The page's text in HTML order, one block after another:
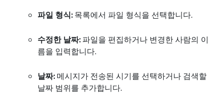
파일 형식:목록에서 파일 형식을 선택합니다.
수정한 날짜:파일을 편집하거나 변경한 사람의 이
름을 입력합니다.
날짜:메시지가 전송된 시기를 선택하거나 검색할
날짜 범위를 추가합니다.